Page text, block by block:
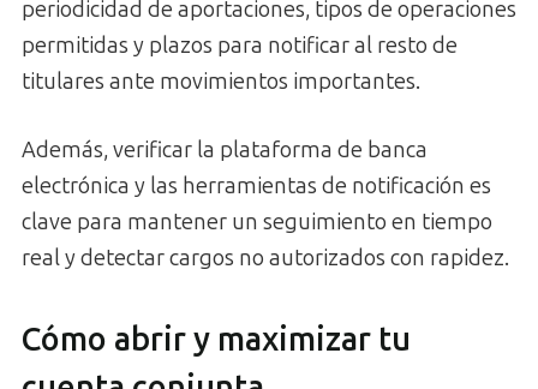
periodicidad de aportaciones, tipos de operaciones
permitidas y plazos para notificar al resto de
titulares ante movimientos importantes.
Además, verificar la plataforma de banca
electrónica y las herramientas de notificación es
clave para mantener un seguimiento en tiempo
real y detectar cargos no autorizados con rapidez.
Cómo abrir y maximizar tu